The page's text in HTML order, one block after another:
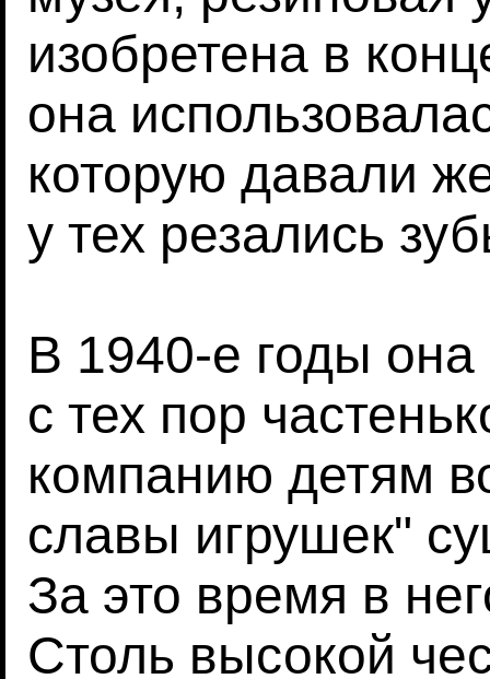
изобретена в
она
которую давали
у тех резались
В 1940-е годы она
с тех пор
компанию детям
славы игрушек"
За это время в
Столь высокой